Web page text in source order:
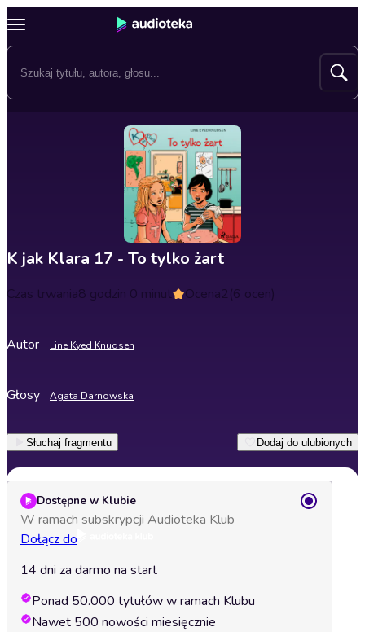
K jak Klara 17 - To tylko żart
Czas trwania8 godzin 0 minut Ocena2(6 ocen)
Autor Line Kyed Knudsen
Głosy Agata Darnowska
Słuchaj fragmentu Dodaj do ulubionych
Dostępne w Klubie
W ramach subskrypcji Audioteka Klub
Dołącz do
14 dni za darmo na start
Ponad 50.000 tytułów w ramach Klubu
Nawet 500 nowości miesięcznie